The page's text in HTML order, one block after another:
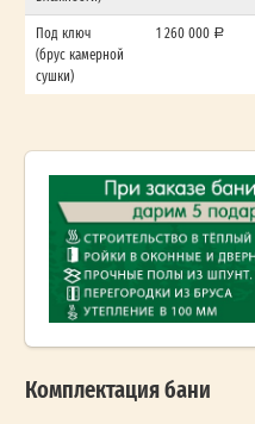
Под ключ
(брус камерной
сушки)
1 260 000
Комплектация бани